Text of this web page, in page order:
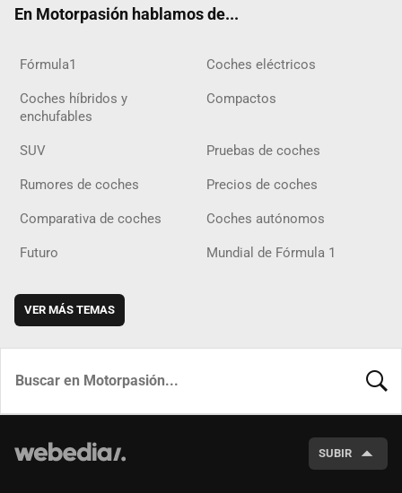
En Motorpasión hablamos de...
Fórmula1 Coches eléctricos
Coches híbridos y
enchufables
Compactos
SUV Pruebas de coches
Rumores de coches Precios de coches
Comparativa de coches Coches autónomos
Futuro Mundial de Fórmula 1
VER MÁS TEMAS
SUBIR